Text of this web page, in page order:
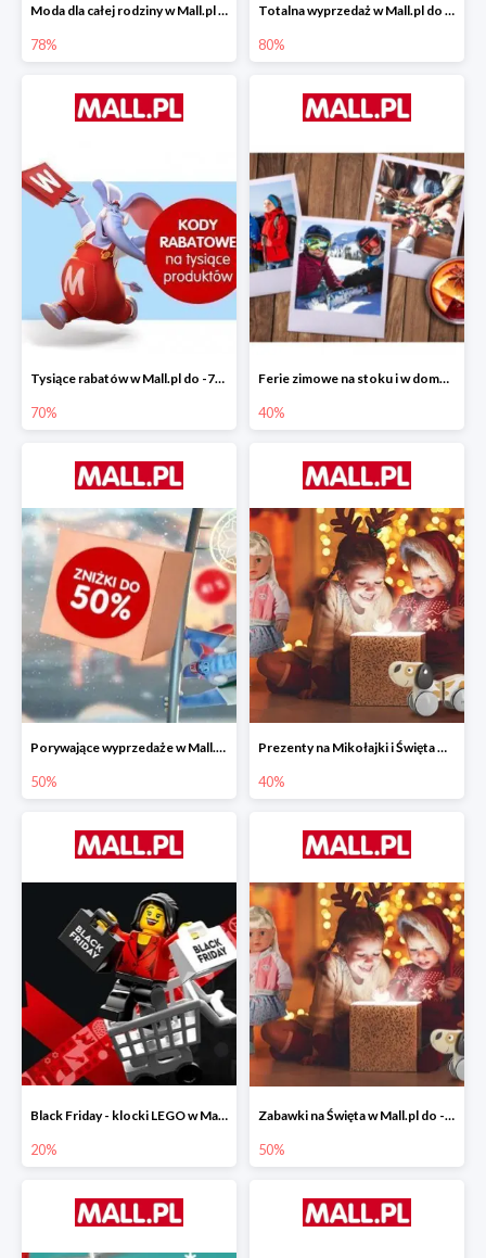
Moda dla całej rodziny w Mall.pl do -78%
78%
Totalna wyprzedaż w Mall.pl do -80%
80%
Tysiące rabatów w Mall.pl do -70%
70%
Ferie zimowe na stoku i w domu w Mall.pl do -40%
40%
Porywające wyprzedaże w Mall.pl do -50%
50%
Prezenty na Mikołajki i Święta w Mall.pl do -40%
40%
Black Friday - klocki LEGO w Mall.pl do -20%
20%
Zabawki na Święta w Mall.pl do -50%
50%